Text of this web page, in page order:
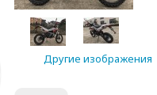
Другие изображения